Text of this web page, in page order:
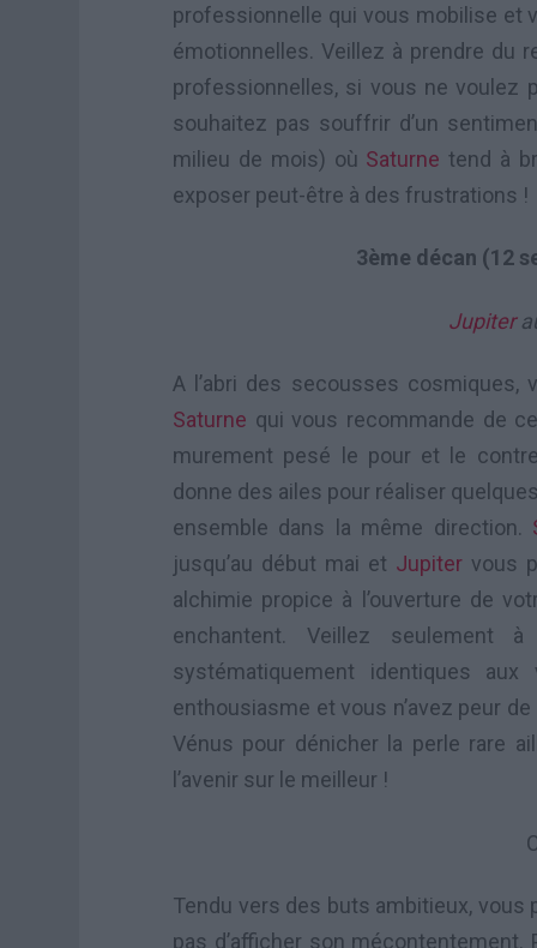
professionnelle qui vous mobilise et
émotionnelles. Veillez à prendre du
professionnelles, si vous ne voulez
souhaitez pas souffrir d’un
milieu de mois) où Saturne tend à
exposer peut-être à des frustrations !
3ème décan (12
Jupiter
A l’abri des secousses
Saturne qui vous recommande de
murement pesé le pour et le
donne des ailes pour réaliser
ensemble dans la même direction.
jusqu’au début mai et Jupiter vous
alchimie propice à l’ouverture de
enchantent. Veillez seulement
systématiquement identiques
enthousiasme et vous n’avez peur
Vénus pour dénicher la perle rare
l’avenir sur le meilleur !
Tendu vers des buts ambitieux, vous
pas d’afficher son